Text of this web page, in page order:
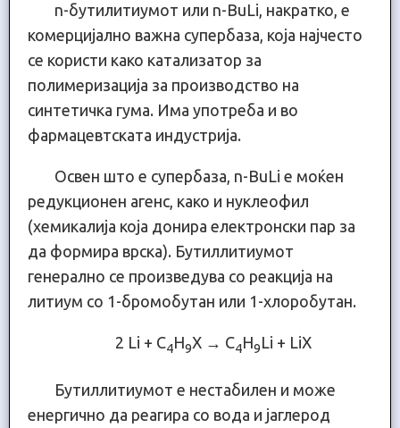
n-бутилитиумот или n-BuLi, накратко, е
комерцијално важна супербаза, која најчесто
се користи како катализатор за
полимеризација за производство на
синтетичка гума. Има употреба и во
фармацевтската индустрија.
Освен што е супербаза, n-BuLi е моќен
редукционен агенс, како и нуклеофил
(хемикалија која донира електронски пар за
да формира врска). Бутиллитиумот
генерално се произведува со реакција на
литиум со 1-бромобутан или 1-хлоробутан.
2 Li + C4H9X → C4H9Li + LiX
Бутиллитиумот е нестабилен и може
енергично да реагира со вода и јаглерод